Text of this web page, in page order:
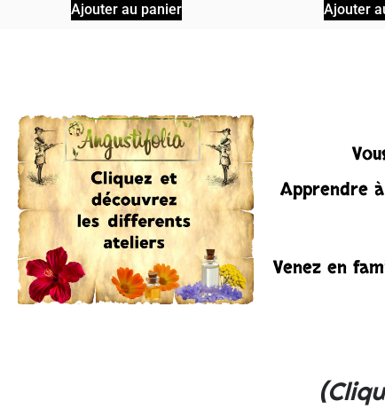
Ajouter au panier Ajouter
Apprendre
Venez en